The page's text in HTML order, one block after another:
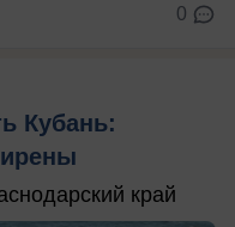
0
Кубань:
край